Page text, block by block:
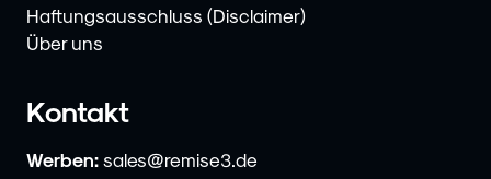
Haftungsausschluss (Disclaimer)
Über uns
Kontakt
Werben: sales@remise3.de